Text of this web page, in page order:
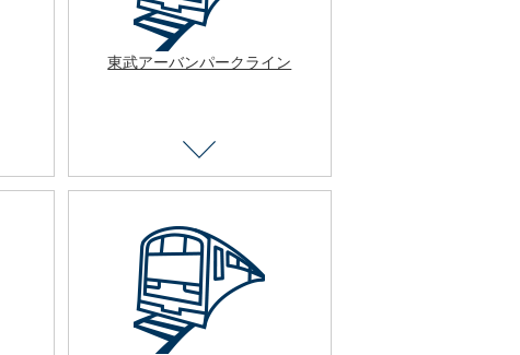
東武アーバンパークライン